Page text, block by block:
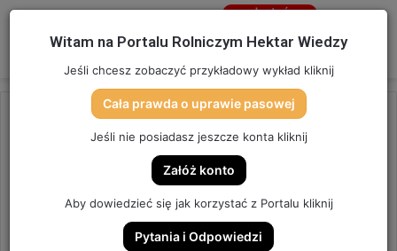
Menu
Jesteś
Strona główna/OSTATNIO DODANE
DOGLEBÓWKA NA CHWASTY W
SUSZY. KUKURYDZA | ODCINEK
Witam na Portalu Rolniczym Hektar Wiedzy
Jeśli chcesz zobaczyć przykładowy wykład kliknij
Cała prawda o uprawie pasowej
Jeśli nie posiadasz jeszcze konta kliknij
Załóż konto
Aby dowiedzieć się jak korzystać z Portalu kliknij
Pytania i Odpowiedzi